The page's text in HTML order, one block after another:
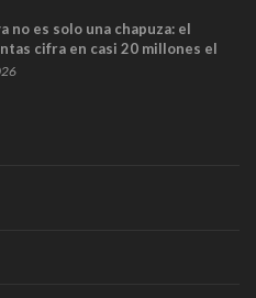
no es solo una chapuza: el
cifra en casi 20 millones el
trenes que no cabían por los